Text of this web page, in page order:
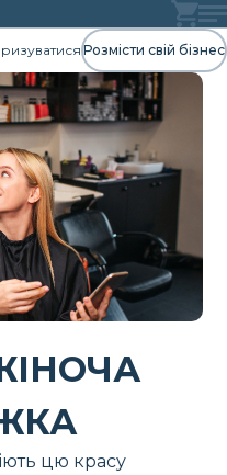
Розмісти свій бізнес
цю красу